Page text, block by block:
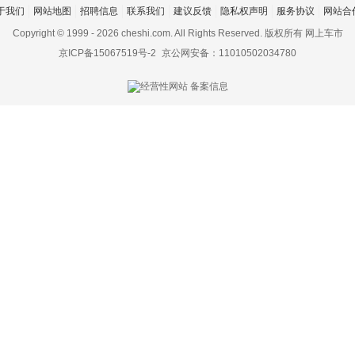
我们 网站地图 招聘信息 联系我们 建议反馈 隐私权声明 服务协议 网站合
Copyright © 1999 - 2026 cheshi.com. All Rights Reserved. 版权所有 网上车市
京ICP备15067519号-2 京公网安备：11010502034780